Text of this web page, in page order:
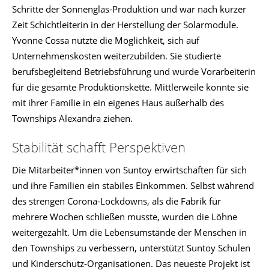
Schritte der Sonnenglas-Produktion und war nach kurzer
Zeit Schichtleiterin in der Herstellung der Solarmodule.
Yvonne Cossa nutzte die Möglichkeit, sich auf
Unternehmenskosten weiterzubilden. Sie studierte
berufsbegleitend Betriebsführung und wurde Vorarbeiterin
für die gesamte Produktionskette. Mittlerweile konnte sie
mit ihrer Familie in ein eigenes Haus außerhalb des
Townships Alexandra ziehen.
Stabilität schafft Perspektiven
Die Mitarbeiter*innen von Suntoy erwirtschaften für sich
und ihre Familien ein stabiles Einkommen. Selbst während
des strengen Corona-Lockdowns, als die Fabrik für
mehrere Wochen schließen musste, wurden die Löhne
weitergezahlt. Um die Lebensumstände der Menschen in
den Townships zu verbessern, unterstützt Suntoy Schulen
und Kinderschutz-Organisationen. Das neueste Projekt ist